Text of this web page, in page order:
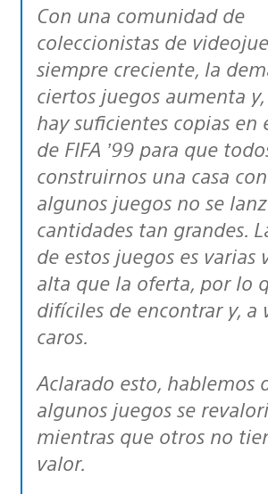
Con una comunidad de
coleccionistas de
siempre creciente, la
ciertos juegos aumenta
hay suficientes copias en
de FIFA ’99 para que
construirnos una casa
algunos juegos no se
cantidades tan grandes.
de estos juegos es varias
alta que la oferta, por lo
difíciles de encontrar y, a
caros.
Aclarado esto, hablemos de por qué
algunos juegos se
mientras que otros no
valor.